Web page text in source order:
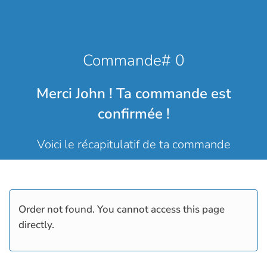
Commande# 0
Merci John ! Ta commande est
confirmée !
Voici le récapitulatif de ta commande
Order not found. You cannot access this page
directly.